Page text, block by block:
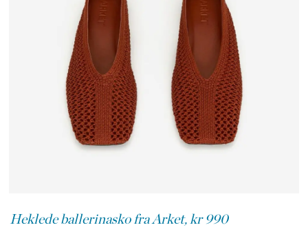
Heklede ballerinasko fra Arket, kr 990